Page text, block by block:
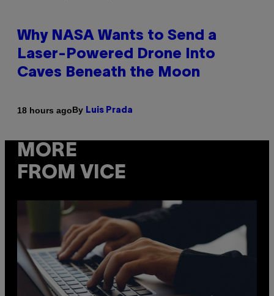
Why NASA Wants to Send a
Laser-Powered Drone Into
Caves Beneath the Moon
18 hours agoBy Luis Prada
MORE
FROM VICE